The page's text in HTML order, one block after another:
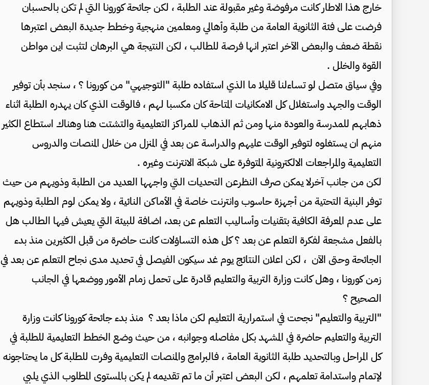
خارج هذا الاطار كانت مرفوضة وغير مقبولة عند الطلبة ، لكن جائحة كورونا التي لم تكن بالحسبان
فرضت على فئة الثانوية العامة من طلبة وأهالي ومعلمين منهجية وخطط جديدة البعض اعتبرها
نقطة ضعف والبعض الآخر اعتبر انها فرصة للطالب ، لكن النتيجة هي البرهان لتثبت اين مواطن
القوة والخلل .
وفي سياق متصل لو تساءلنا قليلا ما الذي استفاده طلبة "التوجيهي" من كورونا ؟ ، سنجد بأن توفير
الوقت والجهد واستغلال كل الامكانيات المتاحة كان مكسبا لهم ، فالوقت الذي كان يهدره الطلبة اثناء
ذهابهم للمدرسة والعودة منها ومن ثم الذهاب للمراكز التعليمية والتشتت هنا وهناك استطاع الكثير
منهم ان يستغلوه لتوفير الوقت عليهم والدراسة عن بعد في المنزل من خلال المنصات والدروس
التعليمية والمراجعات الالكترونية المتوفرة على شبكة الانترنت وغيره .
لكن من جانب آخرلا يمكن صرف النظرعن التحديات التي واجهها العديد من الطلبة وذويهم من حيث
توفر البنية التحتية من أجهزة حاسوب وانترنت خاصة في الأماكن النائية ، ولا يمكن لوم الطلبة وذويهم
على عدم المعرفة الكافية بتقنيات وأساليب التعلم عن بعد، اضافة للبيئة التي يعيش فيها الطالب هل
بالفعل مشجعة لفكرة التعلم عن بعد ؟ كل هذه التساؤلات كانت حاضرة من قبل الكثيرين منذ بدء
الجائحة وحتى الآن ، لكن اعلان النتائج يوم غد سيكون الفيصل في تحديد مدى نجاح التعلم عن بعد في
زمن كورونا ، وهل كانت وزارة التربية والتعليم قادرة على تحمل زمام الأمور ووضعها في الجانب
الصحيح ؟
"التربية والتعليم" نجحت في استمرارية التعليم لكن ماذا بعد ؟ منذ بدء جائحة كورونا كانت وزارة
التربية والتعليم حاضرة في المشهد بكل مفاصله وجوانبه ، من حيث وضع الخطط التعليمية للطلبة في
كل المراحل وبالتحديد طلبة الثانوية العامة ، فالبرامج والمنصات التعليمية وفرت للطلبة كل ما يحتاجونه
لإتمام واستدامة تعلمهم ، لكن البعض اعتبر أن ما تم تقديمه لم يكن بالمستوى المطلوب الذي يلبي